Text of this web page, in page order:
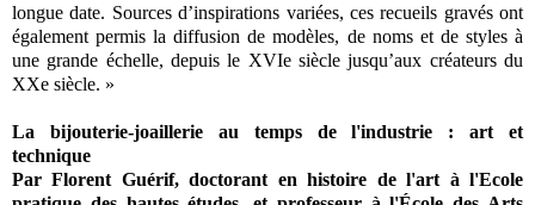
longue date. Sources d’inspirations variées, ces recueils gravés ont
également permis la diffusion de modèles, de noms et de styles à
une grande échelle, depuis le XVIe siècle jusqu’aux créateurs du
XXe siècle. »
La bijouterie-joaillerie au temps de l'industrie : art et
technique
Par Florent Guérif, doctorant en histoire de l'art à l'Ecole